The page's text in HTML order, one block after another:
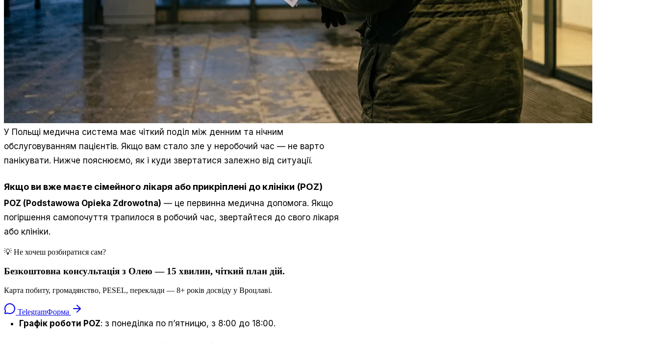
У Польщі медична система має чіткий поділ між денним та нічним
обслуговуванням пацієнтів. Якщо вам стало зле у неробочий час — не варто
панікувати. Нижче пояснюємо, як і куди звертатися залежно від ситуації.
Якщо ви вже маєте сімейного лікаря або прикріплені до клініки (POZ)
POZ (Podstawowa Opieka Zdrowotna) — це первинна медична допомога. Якщо
погіршення самопочуття трапилося в робочий час, звертайтеся до свого лікаря
або клініки.
💡 Не хочеш розбиратися сам?
Безкоштовна консультація з Олею — 15 хвилин, чіткий план дій.
Карта побиту, громадянство, PESEL, переклади — 8+ років досвіду у Вроцлаві.
TelegramФорма
Графік роботи POZ: з понеділка по п’ятницю, з 8:00 до 18:00.